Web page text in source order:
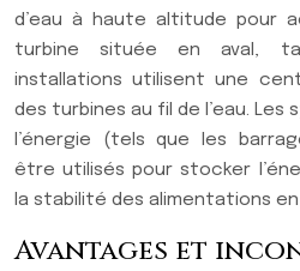
d’eau à haute altitude pour
turbine située en aval,
installations utilisent une
des turbines au fil de l’eau.
l’énergie (tels que les
être utilisés pour stocker
la stabilité des alimentations
Avantages et